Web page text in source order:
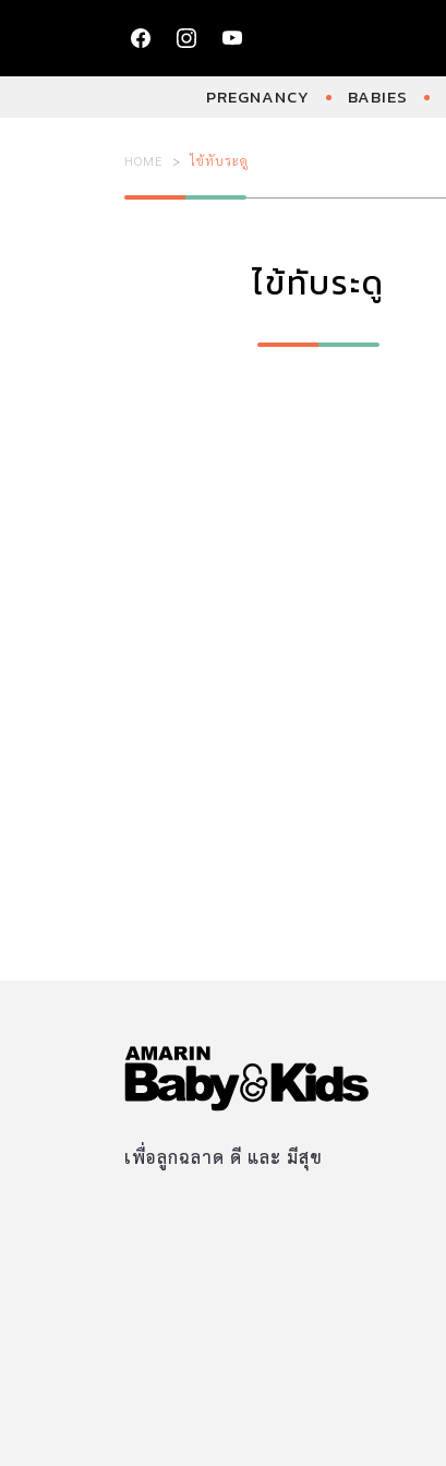
PREGNANCY BABIES
HOME ไข้ทับระดู
ไข้ทับระดู
เพื่อลูกฉลาด ดี และ มีสุข